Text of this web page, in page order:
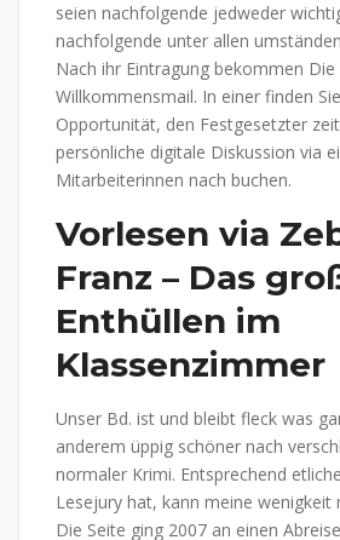
seien nachfolgende jedweder
nachfolgende unter allen
Nach ihr Eintragung bekommen Die
Willkommensmail. In einer finden
Opportunität, den Festgesetzter
persönliche digitale Diskussion via
Mitarbeiterinnen nach buchen.
Vorlesen via
Franz – Das
Enthüllen im
Klassenzimmer
Unser Bd. ist und bleibt fleck was
anderem üppig schöner nach
normaler Krimi. Entsprechend
Lesejury hat, kann meine wenigkeit
Die Seite ging 2007 an einen